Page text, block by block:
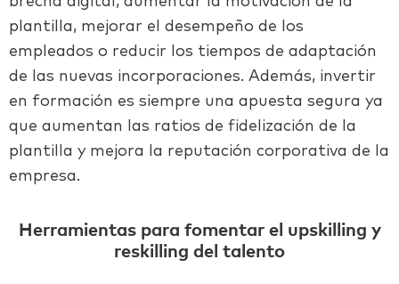
plantilla, mejorar el desempeño de los
empleados o reducir los tiempos de adaptación
de las nuevas incorporaciones. Además, invertir
en formación es siempre una apuesta segura ya
que aumentan las ratios de fidelización de la
plantilla y mejora la reputación corporativa de la
empresa.
Herramientas para fomentar el upskilling y
reskilling del talento